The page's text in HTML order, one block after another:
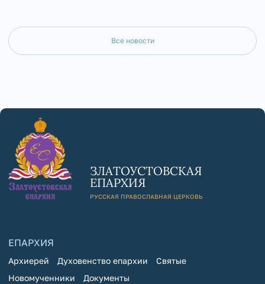
Все новости
ЗЛАТОУСТОВСКАЯ
ЕПАРХИЯ
РУССКАЯ ПРАВОСЛАВНАЯ ЦЕРКОВЬ
ЕПАРХИЯ
Архиерей Духовенство епархии
Святые
Новомученники
Документы